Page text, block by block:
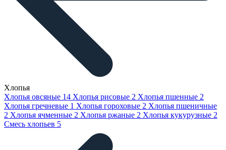
Хлопья
Хлопья овсяные 14 Хлопья рисовые 2 Хлопья пшенные 2
Хлопья гречневые 1 Хлопья гороховые 2 Хлопья пшеничные
2 Хлопья ячменные 2 Хлопья ржаные 2 Хлопья кукурузные 2
Смесь хлопьев 5